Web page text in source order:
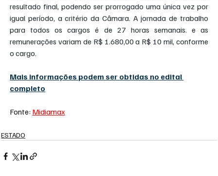
resultado final, podendo ser prorrogado uma única vez por
igual período, a critério da Câmara. A jornada de trabalho
para todos os cargos é de 27 horas semanais. e as
remunerações variam de R$ 1.680,00 a R$ 10 mil, conforme
o cargo.
Mais informações podem ser obtidas no edital
completo
Fonte: Midiamax
ESTADO